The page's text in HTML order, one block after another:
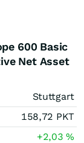
600 Basic
Net Asset
Stuttgart
158,72 PKT
+2,03%